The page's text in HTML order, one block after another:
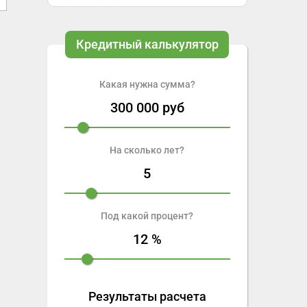
Кредитный калькулятор
Какая нужна сумма?
300 000руб
На сколько лет?
5
Под какой процент?
12%
Результаты расчета